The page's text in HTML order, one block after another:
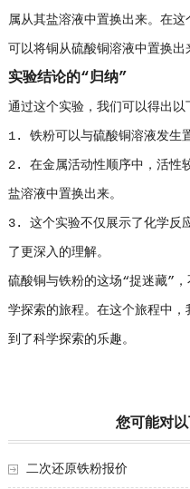
属从其盐溶液中置换出来。在
可以将铜从硫酸铜溶液中置换出
实验结论的“归纳”
通过这个实验，我们可以得出以
1. 铁粉可以与硫酸铜溶液发生
2. 在金属活动性顺序中，活性
盐溶液中置换出来。
3. 这个实验不仅展示了化学反
了更深入的理解。
硫酸铜与铁粉的这场“捉迷藏”
学探索的旅程。在这个旅程中
到了科学探索的乐趣。
您可能对
二次还原铁粉报价